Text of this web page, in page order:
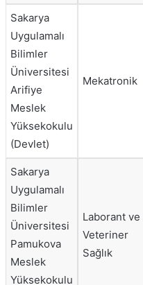
Sakarya
Uygulamalı
Bilimler
Üniversitesi
Arifiye
Meslek
Yüksekokulu
(Devlet)
Mekatronik
Sakarya
Uygulamalı
Bilimler
Üniversitesi
Pamukova
Meslek
Yüksekokulu
Laborant ve
Veteriner
Sağlık